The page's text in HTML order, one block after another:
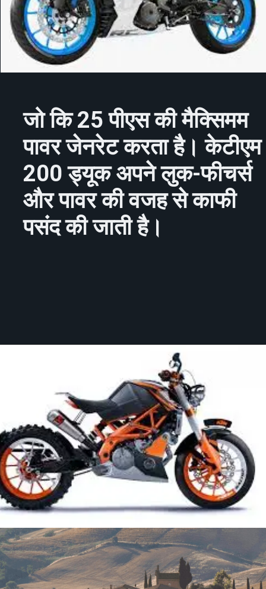
जो कि 25 पीएस की मैक्सिमम
पावर जेनरेट करता है। केटीएम
200 ड्यूक अपने लुक-फीचर्स
और पावर की वजह से काफी
पसंद की जाती है।